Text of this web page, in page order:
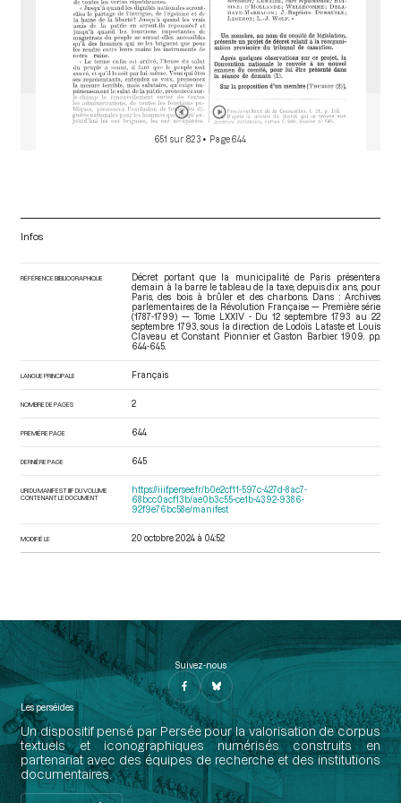
651 sur 823 • Page 644
Infos
RÉFÉRENCE BIBLIOGRAPHIQUE
Décret portant que la municipalité de Paris présentera
demain à la barre le tableau de la taxe, depuis dix ans, pour
Paris, des bois à brûler et des charbons. Dans : Archives
parlementaires de la Révolution Française — Première série
(1787-1799) — Tome LXXIV - Du 12 septembre 1793 au 22
septembre 1793 , sous la direction de Lodoïs Lataste et Louis
Claveau et Constant Pionnier et Gaston Barbier. 1909. pp.
644-645.
LANGUE PRINCIPALE Français
NOMBRE DE PAGES 2
PREMIÈRE PAGE 644
DERNIÈRE PAGE 645
URI DU MANIFEST IIIF DU VOLUME
CONTENANT LE DOCUMENT
https://iiif.persee.fr/b0e2cf11-597c-427d-8ac7-
68bcc0acf13b/ae0b3c55-ce1b-4392-9386-
92f9e76bc58e/manifest
MODIFIÉ LE 20 octobre 2024 à 04:52
Suivez-nous
Les perséides
Un dispositif pensé par Persée pour la valorisation de corpus
textuels et iconographiques numérisés construits en
partenariat avec des équipes de recherche et des institutions
documentaires.